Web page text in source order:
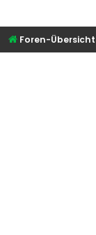
Foren-Übersicht